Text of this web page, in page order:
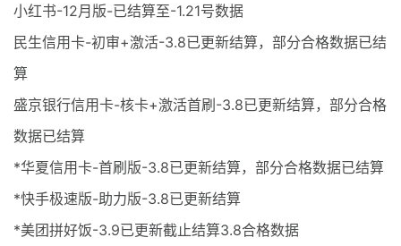
小红书-12月版-已结算至-1.21号数据
民生信用卡-初审+激活-3.8已更新结算，部分合格数据已结
算
盛京银行信用卡-核卡+激活首刷-3.8已更新结算，部分合格
数据已结算
*华夏信用卡-首刷版-3.8已更新结算，部分合格数据已结算
*快手极速版-助力版-3.8已更新结算
*美团拼好饭-3.9已更新截止结算3.8合格数据